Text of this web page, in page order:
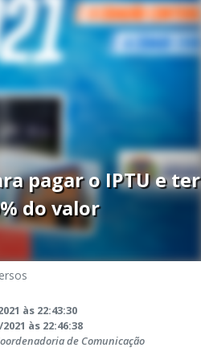
pagar o IPTU e ter
do valor
às 22:43:30
às 22:46:38
de Comunicação